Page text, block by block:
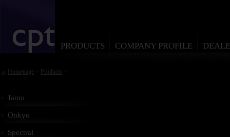
PRODUCTS COMPANY PROFILE
Homepage Products
Jamo
Onkyo
Spectral